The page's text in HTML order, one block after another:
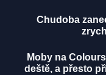
Chudoba
Moby na
deště, a přesto